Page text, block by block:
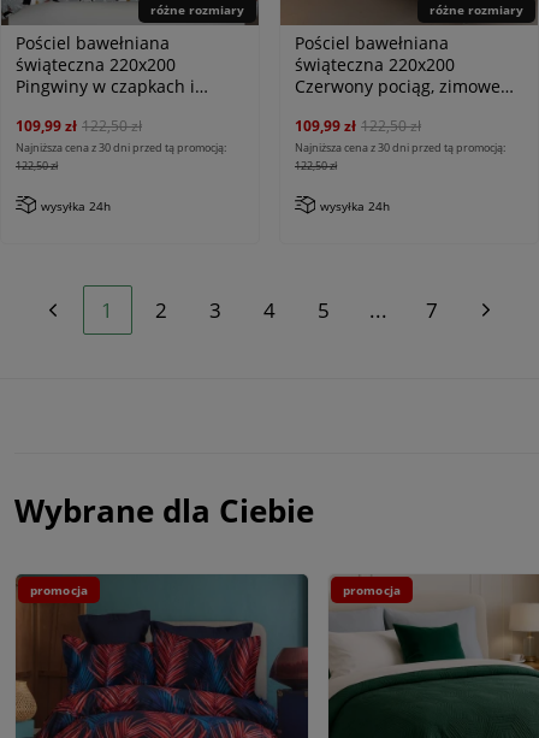
różne rozmiary
Pościel bawełniana
świąteczna 220x200
Pingwiny w czapkach i
109,99 zł 122,50 zł
Najniższa cena z 30 dni przed tą promocją:
122,50 zł
wysyłka 24h
różne rozmiary
Pościel bawełniana
świąteczna 220x200
Czerwony pociąg, zimowe
Bożonarodzeniowa
109,99 zł 122,50 zł
Najniższa cena z 30 dni przed tą promocją:
122,50 zł
wysyłka 24h
1 2 3 4 5 ... 7
Wybrane dla Ciebie
promocja promocja